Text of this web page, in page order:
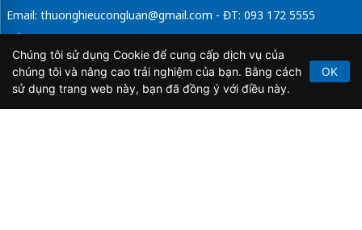
Email: thuonghieucongluan@gmail.com - ĐT: 093 172 5555
Tổng Biên Tập: Vũ Đức Thuận
Giấy phép hoạt động báo chí điện tử số 64/GP-BTTTT do Bộ
Thông tin và Truyền thông cấp ngày 21/2/2020.
Chúng tôi sử dụng Cookie để cung cấp dịch vụ của
chúng tôi và nâng cao trải nghiệm của bạn. Bằng cách
sử dụng trang web này, bạn đã đồng ý với điều này.
OK